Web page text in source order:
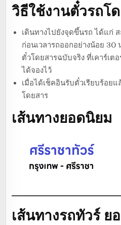
วิธีใช้งานตั๋วรถโ
เดินทางไปยังจุดขึ้นรถ ได้แก่
ก่อนเวลารถออกอย่างน้อย 30
ตั๋วโดยสารฉบับจริง ที่เคาร์เต
ได้จองไว้
เมื่อได้เช็คอินรับตั๋วเรียบร้อย
โดยสาร
เส้นทางยอดนิยม
เส้นทางรถทัวร์ ย